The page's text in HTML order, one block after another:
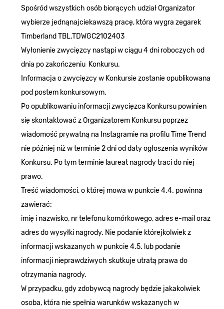
Spośród wszystkich osób biorących udział Organizator
wybierze jednąnajciekawszą pracę, która wygra zegarek
Timberland TBL.TDWGC2102403
Wyłonienie zwycięzcy nastąpi w ciągu 4 dni roboczych od
dnia po zakończeniu Konkursu.
Informacja o zwycięzcy w Konkursie zostanie opublikowana
pod postem konkursowym.
Po opublikowaniu informacji zwycięzca Konkursu powinien
się skontaktować z Organizatorem Konkursu poprzez
wiadomość prywatną na Instagramie na profilu Time Trend
nie później niż w terminie 2 dni od daty ogłoszenia wyników
Konkursu. Po tym terminie laureat nagrody traci do niej
prawo.
Treść wiadomości, o której mowa w punkcie 4.4. powinna
zawierać:
imię i nazwisko, nr telefonu komórkowego, adres e-mail oraz
adres do wysyłki nagrody. Nie podanie którejkolwiek z
informacji wskazanych w punkcie 4.5. lub podanie
informacji nieprawdziwych skutkuje utratą prawa do
otrzymania nagrody.
W przypadku, gdy zdobywcą nagrody będzie jakakolwiek
osoba, która nie spełnia warunków wskazanych w